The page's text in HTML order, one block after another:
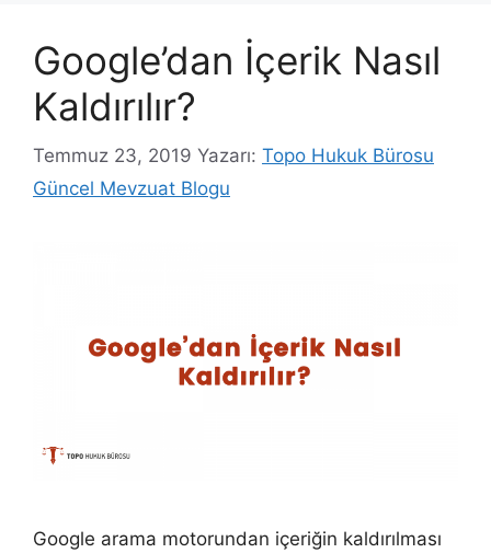
Google’dan İçerik Nasıl
Kaldırılır?
Temmuz 23, 2019 Yazarı: Topo Hukuk Bürosu
Güncel Mevzuat Blogu
Google arama motorundan içeriğin kaldırılması